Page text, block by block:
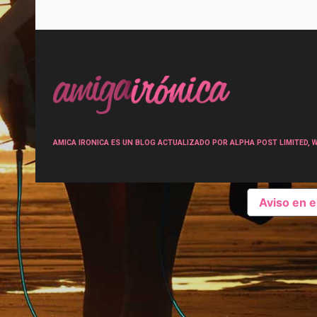
AMICA IRONICA ES UN BLOG ACTUALIZADO POR ALPHA POST
Aviso en